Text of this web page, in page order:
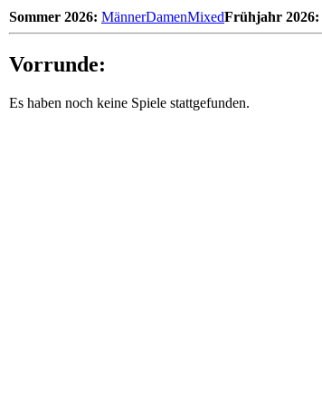
Sommer 2026: MännerDamenMixedFrühjahr 2026:
Vorrunde:
Es haben noch keine Spiele stattgefunden.